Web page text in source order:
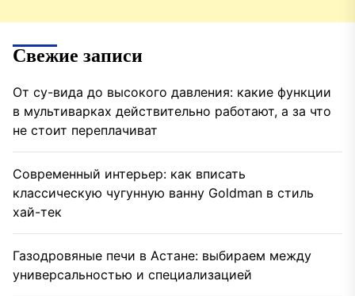
Свежие записи
От су-вида до высокого давления: какие функции
в мультиварках действительно работают, а за что
не стоит переплачиват
Современный интерьер: как вписать
классическую чугунную ванну Goldman в стиль
хай-тек
Газодровяные печи в Астане: выбираем между
универсальностью и специализацией